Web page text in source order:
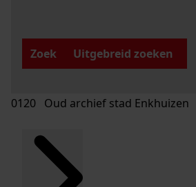
Zoek
Uitgebreid zoeken
0120 Oud archief stad Enkhuizen